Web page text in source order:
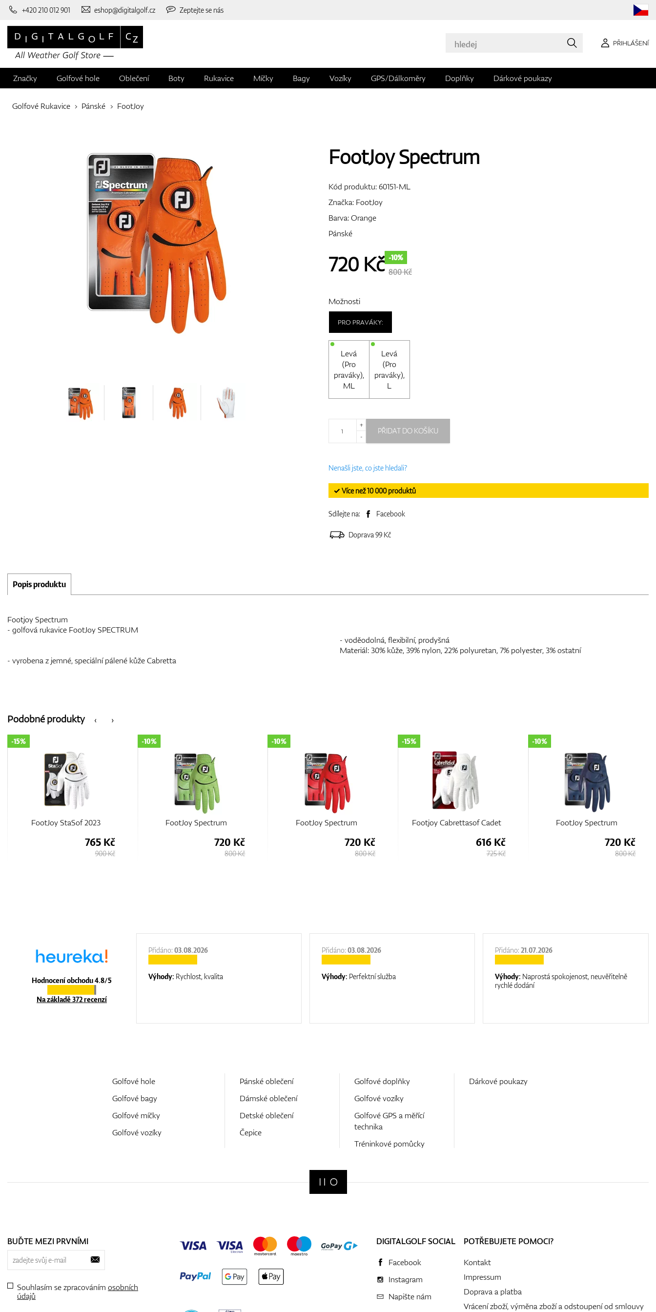
+420 210 012 901 eshop@digitalgolf.cz Zeptejte se nás
PŘIHLÁŠENÍ
Značky Golfové hole Oblečení Boty Rukavice Míčky Bagy Vozíky GPS/Dálkoměry Doplňky Dárkové poukazy
Golfové Rukavice Pánské FootJoy
FootJoy Spectrum
Kód produktu:60151-ML
Značka: FootJoy
Barva: Orange
Pánské
720Kč -10%
800 Kč
Možnosti
PRO PRAVÁKY:
Levá
(Pro
praváky),
ML
Levá
(Pro
praváky),
L
+
-
PŘIDAT DO KOŠÍKU
Nenašli jste, co jste hledali?
✓ Více než 10 000 produktů
Sdílejte na: Facebook
Doprava 99 Kč
Popis produktu
Footjoy Spectrum
- golfová rukavice FootJoy SPECTRUM
- vyrobena z jemné, speciální pálené kůže Cabretta
- voděodolná, flexibilní, prodyšná
Materiál: 30% kůže, 39% nylon, 22% polyuretan, 7% polyester, 3% ostatní
‹
Podobné produkty ›
FootJoy Spectrum
-10%
720 Kč
800 Kč
FootJoy Spectrum
-10%
720 Kč
800 Kč
Footjoy Cabrettasof Cadet
-15%
616 Kč
725 Kč
FootJoy Spectrum
-10%
720 Kč
800 Kč
FootJoy StaSof Cadet 2023
-15%
765 Kč
900 Kč
Hodnocení obchodu 4.8/5
Na základě 372 recenzí
Přidáno:03.08.2026
Výhody: Rychlost, kvalita
Přidáno:03.08.2026
Výhody: Perfektní služba
Přidáno:21.07.2026
Výhody: Naprostá spokojenost, neuvěřitelně
rychlé dodání
Golfové hole
Golfové bagy
Golfové míčky
Golfové vozíky
Pánské oblečení
Dámské oblečení
Detské oblečení
Čepice
Golfové doplňky
Golfové vozíky
Golfové GPS a měřící
technika
Tréninkové pomůcky
Dárkové poukazy
BUĎTE MEZI PRVNÍMI
Souhlasím se zpracováním osobních
údajů
DIGITALGOLF SOCIAL
Facebook
Instagram
Napište nám
POTŘEBUJETE POMOCI?
Kontakt
Impressum
Doprava a platba
Vrácení zboží, výměna zboží a odstoupení od smlouvy